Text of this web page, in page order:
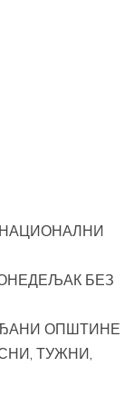
БЕЗ
ОПШТИНЕ
ТУЖНИ,